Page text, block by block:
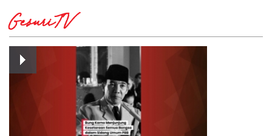
GesuriTV